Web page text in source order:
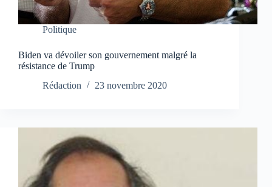
Politique
Biden va dévoiler son gouvernement malgré la
résistance de Trump
Rédaction
23 novembre 2020